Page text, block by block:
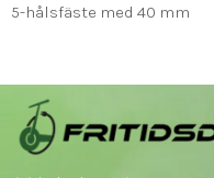
5-hålsfäste med 40 mm
Kompatibel med Xtech
semi-hydrauliska
bromssystem